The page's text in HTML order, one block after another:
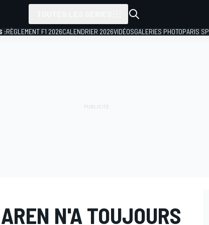
:RÈGLEMENT F1 2026CALENDRIER 2026VIDÉOSGALERIES PHOTOPARIS
N'A TOUJOURS